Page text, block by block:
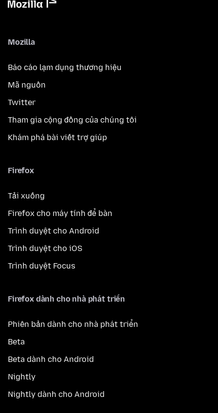
Mozilla
Báo cáo lạm dụng thương hiệu
Mã nguồn
Twitter
Tham gia cộng đồng của chúng tôi
Khám phá bài viết trợ giúp
Firefox
Tải xuống
Firefox cho máy tính để bàn
Trình duyệt cho Android
Trình duyệt cho iOS
Trình duyệt Focus
Firefox dành cho nhà phát triển
Phiên bản dành cho nhà phát triển
Beta
Beta dành cho Android
Nightly
Nightly dành cho Android